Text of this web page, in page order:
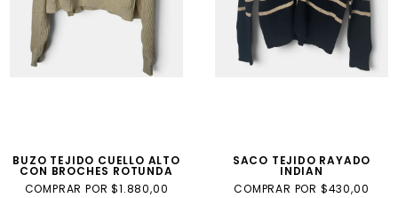
BUZO TEJIDO CUELLO ALTO
CON BROCHES ROTUNDA
COMPRAR POR $1.880,00
SACO TEJIDO RAYADO
INDIAN
COMPRAR POR $430,00